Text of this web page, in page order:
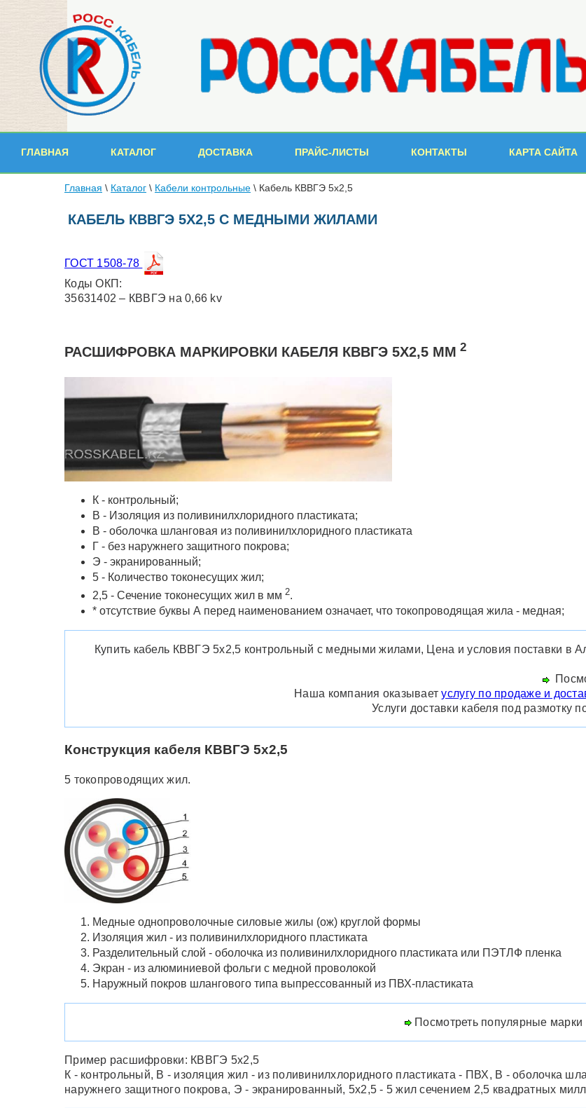
ГЛАВНАЯ КАТАЛОГ ДОСТАВКА ПРАЙС-ЛИСТЫ КОНТАКТЫ КАРТА САЙТА
Главная \ Каталог \ Кабели контрольные \ Кабель КВВГЭ 5х2,5
КАБЕЛЬ КВВГЭ 5Х2,5 С МЕДНЫМИ ЖИЛАМИ
ГОСТ 1508-78
Коды ОКП:
35631402 – КВВГЭ на 0,66 kv
РАСШИФРОВКА МАРКИРОВКИ КАБЕЛЯ КВВГЭ 5Х2,5 ММ 2
К - контрольный;
В - Изоляция из поливинилхлоридного пластиката;
В - оболочка шланговая из поливинилхлоридного пластиката
Г - без наружнего защитного покрова;
Э - экранированный;
5 - Количество токонесущих жил;
2,5 - Сечение токонесущих жил в мм 2.
* отсутствие буквы А перед наименованием означает, что токопроводящая жила - медная;
Купить кабель КВВГЭ 5х2,5 контрольный с медными жилами, Цена и условия поставки в
Наша компания оказываетуслугу по продаже и
Услуги доставки кабеля под размотку
Конструкция кабеля КВВГЭ 5х2,5
5 токопроводящих жил.
Медные однопроволочные силовые жилы (ож) круглой формы
Изоляция жил - из поливинилхлоридного пластиката
Разделительный слой - оболочка из поливинилхлоридного пластиката или ПЭТЛФ пленка
Экран - из алюминиевой фольги с медной проволокой
Наружный покров шлангового типа выпрессованный из ПВХ-пластиката
Посмотреть популярные
Пример расшифровки: КВВГЭ 5x2,5
К - контрольный, В - изоляция жил - из поливинилхлоридного пластиката - ПВХ, В - оболочка
наружнего защитного покрова, Э - экранированный, 5х2,5 - 5 жил сечением 2,5 квадратных